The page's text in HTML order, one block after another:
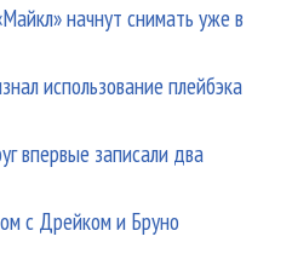
начнут снимать уже в
использование плейбэка
впервые записали два
с Дрейком и Бруно